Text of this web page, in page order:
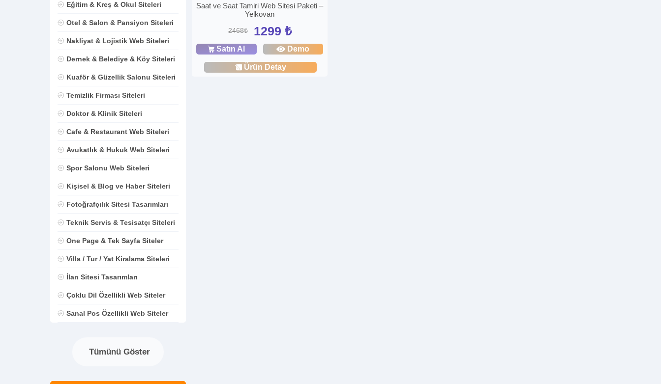
Eğitim & Kreş & Okul Siteleri
Otel & Salon & Pansiyon Siteleri
Nakliyat & Lojistik Web Siteleri
Dernek & Belediye & Köy Siteleri
Kuaför & Güzellik Salonu Siteleri
Temizlik Firması Siteleri
Doktor & Klinik Siteleri
Cafe & Restaurant Web Siteleri
Avukatlık & Hukuk Web Siteleri
Spor Salonu Web Siteleri
Kişisel & Blog ve Haber Siteleri
Fotoğrafçılık Sitesi Tasarımları
Teknik Servis & Tesisatçı Siteleri
One Page & Tek Sayfa Siteler
Villa / Tur / Yat Kiralama Siteleri
İlan Sitesi Tasarımları
Çoklu Dil Özellikli Web Siteler
Sanal Pos Özellikli Web Siteler
Tümünü Göster
Saat ve Saat Tamiri Web Sitesi Paketi –
Yelkovan
2468₺ 1299 ₺
Satın Al Demo
Ürün Detay